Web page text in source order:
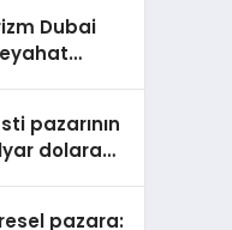
Dubai
pazarının
dolara
pazara: